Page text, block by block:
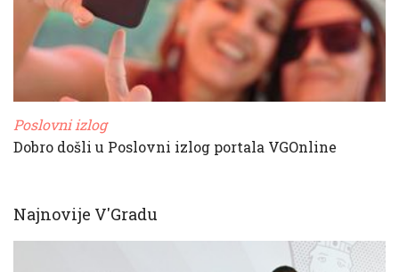
Poslovni izlog
Dobro došli u Poslovni izlog portala VGOnline
Najnovije V'Gradu